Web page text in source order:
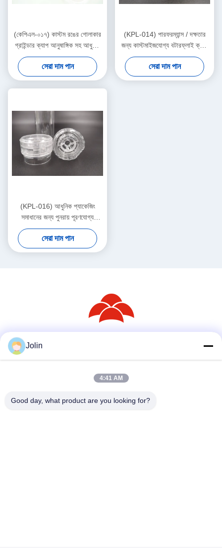
(কেপিএল-০১৭) কাস্টম রঙের গোলাকার
গ্রাইন্ডার ক্যাপ আনুষাঙ্গিক সহ আধুনিক
পুনরায় পূরণযোগ্য গ্রাইন্ডার ক্যাপ
সেরা দাম পান
(KPL-014) পারফরম্যান্স / দক্ষতার
জন্য কাস্টমাইজযোগ্য বটারফ্লাই ক্যাপ
আপ ডায়া 50 মিমি
সেরা দাম পান
(KPL-016) আধুনিক প্যাকেজিং
সমাধানের জন্য পুনরায় পূরণযোগ্য
প্রজাপতি ক্যাপ
সেরা দাম পান
Jolin
4:41 AM
Good day, what product are you looking for?